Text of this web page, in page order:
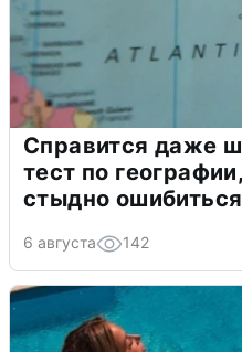
Справится даже
тест по
стыдно ошибиться
6 августа 142